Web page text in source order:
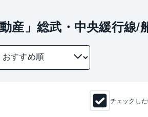
産」総武・中央緩行線/
チェックし